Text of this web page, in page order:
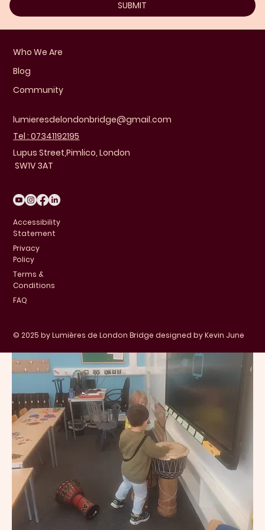
Who We Are
Blog
Community
lumieresdelondonbridge@gmail.com
Tel : 07341192195
Lupus Street,Pimlico, London
SW1V 3AT
SUBMIT
Accessibility
Statement
Privacy
Policy
Terms &
Conditions
FAQ
© 2025 by Lumières de London Bridge designed by Kevin June